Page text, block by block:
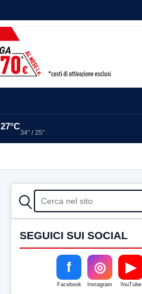
27°C
34° / 25°
CERCA
SEGUICI SUI SOCIAL
f
Facebook
◎
Instagram
▶
YouTube